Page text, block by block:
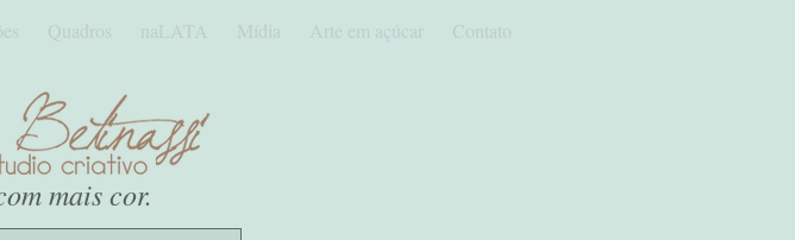
Quadros naLATA Mídia Arte em açúcar Contato
mais cor.